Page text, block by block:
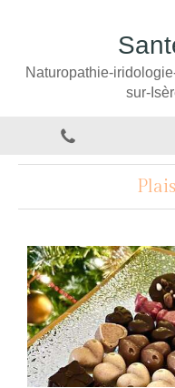
Naturopathie-
sur-